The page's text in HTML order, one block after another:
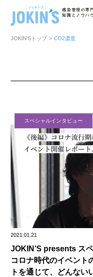
感染管理の専
知識とノウハ
JOKIN′Sトップ > CO2濃度
スペシャルインタビュー
2021.01.21
JOKIN’S presents ス
コロナ時代のイベント
トを通じて、どんない